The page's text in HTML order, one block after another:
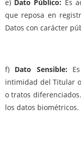
e) Dato Público: Es
que reposa en
Datos con carácter
f) Dato Sensible:
intimidad del Titular
o tratos
los datos biométricos.